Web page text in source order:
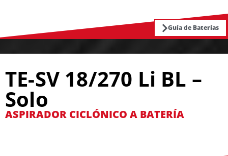
Guía de Baterías
TE-SV 18/270 Li BL –
Solo
ASPIRADOR CICLÓNICO A BATERÍA